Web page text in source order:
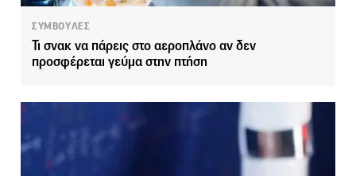
ΣΥΜΒΟΥΛΕΣ
Τι σνακ να πάρεις στο αεροπλάνο αν δεν
προσφέρεται γεύμα στην πτήση